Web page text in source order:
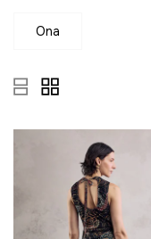
ona